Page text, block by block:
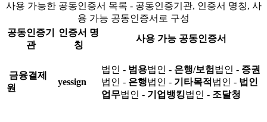
사용 가능한 공동인증서 목록 - 공동인증기관, 인증서 명칭, 사
용 가능 공동인증서로 구성
공동인증기
관
인증서 명
칭
사용 가능 공동인증서
금융결제
원
yessign
법인 - 범용법인 - 은행/보험 법인 - 증권
법인 - 은행법인 - 기타목적 법인 - 법인
업무법인 - 기업뱅킹법인 - 조달청